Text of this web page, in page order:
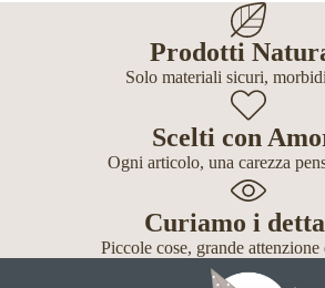
Prodotti
Solo materiali sicuri,
Scelti con
Ogni articolo, una carezza
Curiamo i
Piccole cose, grande attenzione